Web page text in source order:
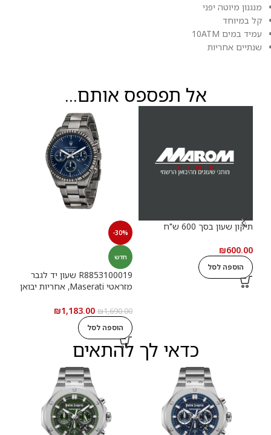
מנגנון מיוטה יפני
קל במיוחד
עמיד במים 10ATM
שנתיים אחריות
אל תפספס אותם...
תיקון שעון בסך 600 ש"ח
₪600.00
הוספה לסל
-30%
חדש
R8853100019 שעון יד לגבר
מזראטי Maserati, אחריות יבואן
₪1,690.00
₪1,183.00
הוספה לסל
כדאי לך להתאים